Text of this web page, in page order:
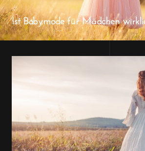
Ist Babymode für Mädchen